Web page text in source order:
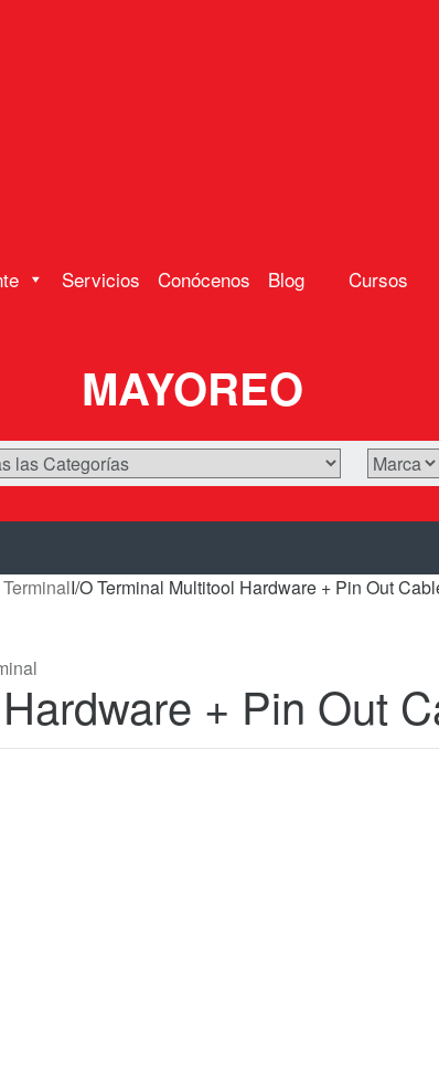
Servicios Conócenos Blog Cursos
MAYOREO
TerminalI/O Terminal Multitool Hardware + Pin Out
+ Pin Out